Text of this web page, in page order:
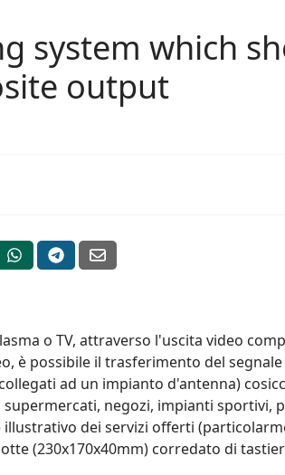
system which
output
o TV, attraverso l'uscita video
possibile il trasferimento del
ad un impianto d'antenna)
supermercati, negozi, impianti
dei servizi offerti
(230x170x40mm) corredato di